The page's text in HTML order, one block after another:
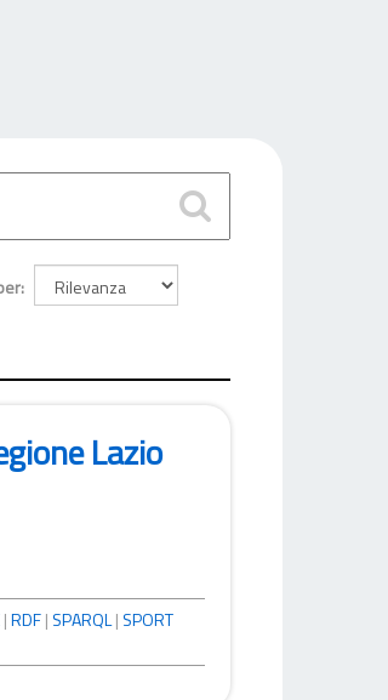
Lazio
|RDF | SPARQL | SPORT